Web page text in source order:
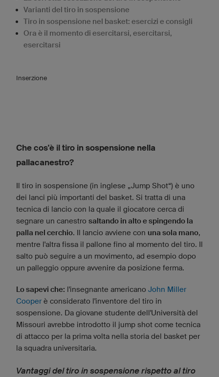
Varianti del tiro in sospensione
Tiro in sospensione nel basket: esercizi e consigli
Ora è il momento di esercitarsi, esercitarsi,
esercitarsi
Inserzione
Che cos'è il tiro in sospensione nella
pallacanestro?
Il tiro in sospensione (in inglese „Jump Shot“) è uno
dei lanci più importanti del basket. Si tratta di una
tecnica di lancio con la quale il giocatore cerca di
segnare un canestro saltando in alto e spingendo la
palla nel cerchio. Il lancio avviene con una sola mano,
mentre l'altra fissa il pallone fino al momento del tiro. Il
salto può seguire a un movimento, ad esempio dopo
un palleggio oppure avvenire da posizione ferma.
Lo sapevi che: l'insegnante americano John Miller
Cooper è considerato l'inventore del tiro in
sospensione. Da giovane studente dell'Università del
Missouri avrebbe introdotto il jump shot come tecnica
di attacco per la prima volta nella storia del basket per
la squadra universitaria.
Vantaggi del tiro in sospensione rispetto al tiro